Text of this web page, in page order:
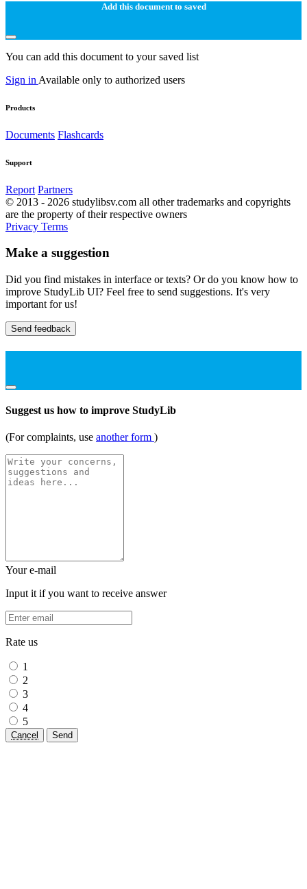
Add this document to saved
You can add this document to your saved list
Sign in Available only to authorized users
Products
Documents Flashcards
Support
Report Partners
© 2013 - 2026 studylibsv.com all other trademarks and copyrights
are the property of their respective owners
Privacy Terms
Make a suggestion
Did you find mistakes in interface or texts? Or do you know how to
improve StudyLib UI? Feel free to send suggestions. It's very
important for us!
Send feedback
Suggest us how to improve StudyLib
(For complaints, use another form )
Your e-mail
Input it if you want to receive answer
Rate us
1
2
3
4
5
Cancel Send